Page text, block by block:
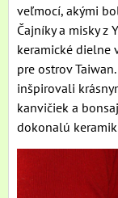
veľmocí, akými
Čajníky a misky
keramické dielne
pre ostrov
inšpirovali
kanvičiek a
dokonalú